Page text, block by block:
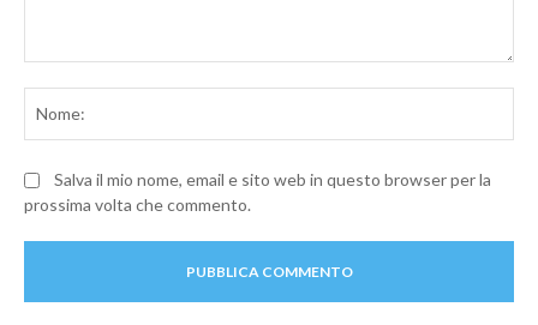
Salva il mio nome, email e sito web in questo browser per la
prossima volta che commento.